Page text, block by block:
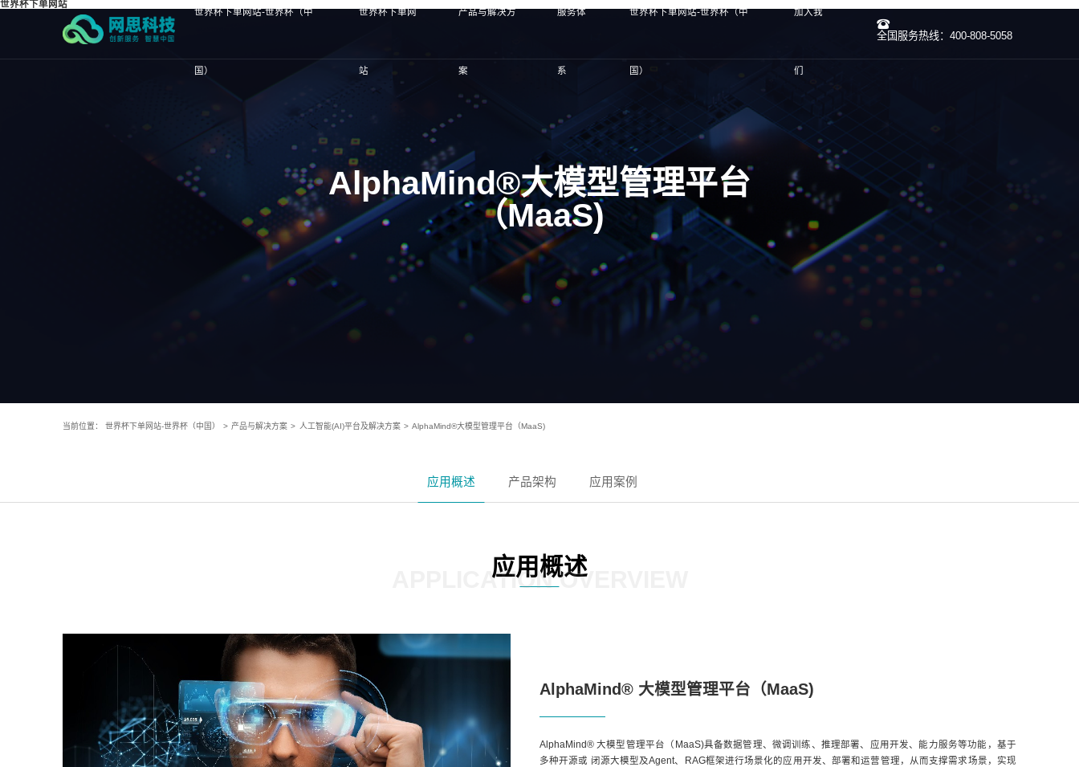
世界杯下单网站
世界杯下单网站-世界杯（中
国）
世界杯下单网
站
产品与解决方
案
服务体
系
世界杯下单网站-世界杯（中
国）
加入我
们
全国服务热线：400-808-5058
AlphaMind®大模型管理平台
（MaaS)
当前位置： 世界杯下单网站-世界杯（中国） > 产品与解决方案 > 人工智能(AI)平台及解决方案 > AlphaMind®大模型管理平台（MaaS)
应用概述 产品架构 应用案例
应用概述
APPLICATION OVERVIEW
AlphaMind® 大模型管理平台（MaaS)
AlphaMind® 大模型管理平台（MaaS)具备数据管理、微调训练、推理部署、应用开发、能力服务等功能，基于
多种开源或 闭源大模型及Agent、RAG框架进行场景化的应用开发、部署和运营管理，从而支撑需求场景，实现